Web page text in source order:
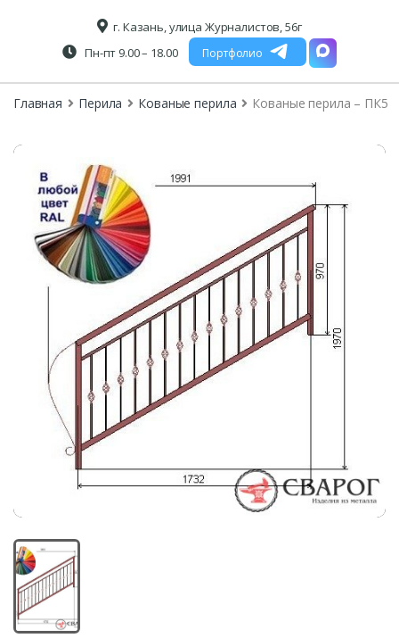
г. Казань, улица Журналистов, 56г
Пн-пт 9.00 – 18.00
Портфолио
Главная Перила Кованые перила Кованые перила – ПК5